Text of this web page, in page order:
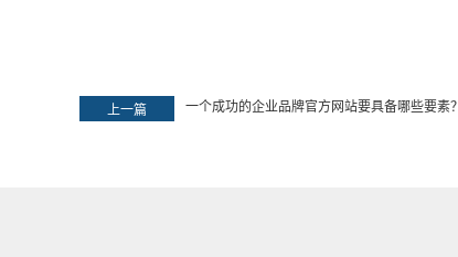
上一篇 一个成功的企业品牌官方网站要具备哪些要素？